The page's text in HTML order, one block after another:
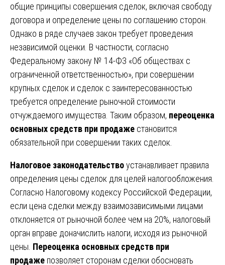
общие принципы совершения сделок, включая свободу
договора и определение цены по соглашению сторон.
Однако в ряде случаев закон требует проведения
независимой оценки. В частности, согласно
Федеральному закону № 14-ФЗ «Об обществах с
ограниченной ответственностью», при совершении
крупных сделок и сделок с заинтересованностью
требуется определение рыночной стоимости
отчуждаемого имущества. Таким образом, переоценка
основных средств при продаже становится
обязательной при совершении таких сделок.
Налоговое законодательствоустанавливает правила
определения цены сделок для целей налогообложения.
Согласно Налоговому кодексу Российской Федерации,
если цена сделки между взаимозависимыми лицами
отклоняется от рыночной более чем на 20%, налоговый
орган вправе доначислить налоги, исходя из рыночной
цены. Переоценка основных средств при
продаже позволяет сторонам сделки обосновать